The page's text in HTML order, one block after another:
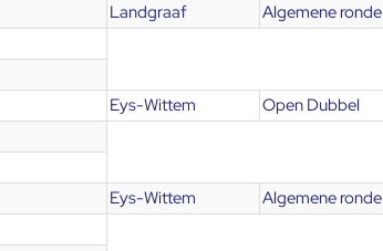
Landgraaf Algemene ronde
Eys-Wittem Open Dubbel
Eys-Wittem Algemene ronde